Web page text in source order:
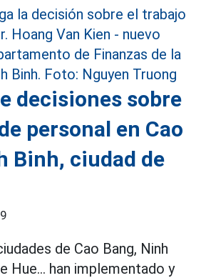
decisiones sobre
personal en Cao
Binh, ciudad de
de Cao Bang, Ninh
Hue... han implementado y